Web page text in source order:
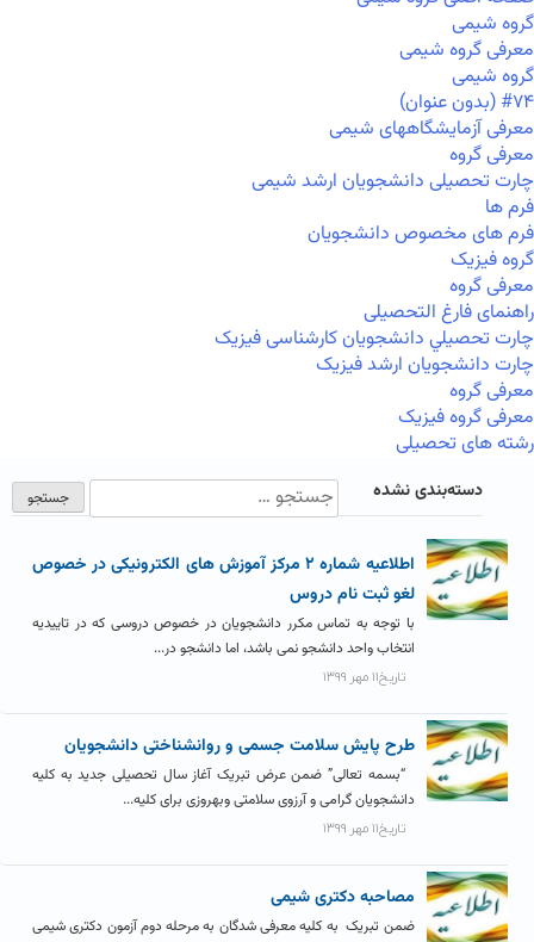
گروه شیمی
معرفی گروه شیمی
گروه شیمی
#۷۴ (بدون عنوان)
معرفی آزمایشگاههای شیمی
معرفی گروه
چارت تحصیلی دانشجویان ارشد شیمی
فرم ها
فرم های مخصوص دانشجویان
گروه فیزیک
معرفی گروه
راهنمای فارغ التحصیلی
چارت تحصيلي دانشجویان کارشناسی فیزیک
چارت دانشجویان ارشد فیزیک
معرفی گروه
معرفی گروه فیزیک
رشته های تحصیلی
دسته‌بندی نشده
اطلاعیه شماره ۲ مرکز آموزش های الکترونیکی در خصوص
لغو ثبت نام دروس
با توجه به تماس مکرر دانشجویان در خصوص دروسی که در تاییدیه
انتخاب واحد دانشجو نمی باشد، اما دانشجو در...
تاریخ۱۱ مهر ۱۳۹۹
طرح پایش سلامت جسمی و روانشناختی دانشجویان
“بسمه تعالی” ضمن عرض تبریک آغاز سال تحصیلی جدید به کلیه
دانشجویان گرامی و آرزوی سلامتی وبهروزی برای کلیه...
تاریخ۱۱ مهر ۱۳۹۹
مصاحبه دکتری شیمی
ضمن تبریک به کلیه معرفی شدگان به مرحله دوم آزمون دکتری شیمی